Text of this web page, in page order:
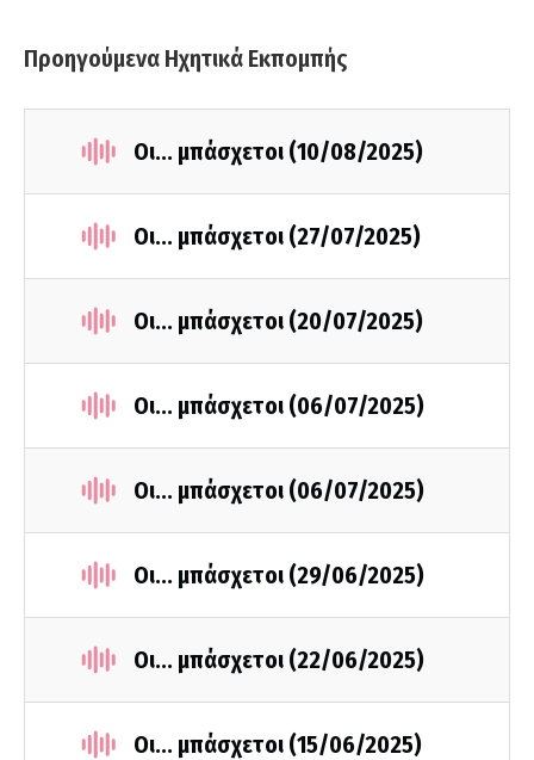
Προηγούμενα Ηχητικά Εκπομπής
Οι... μπάσχετοι (10/08/2025)
Οι... μπάσχετοι (27/07/2025)
Οι... μπάσχετοι (20/07/2025)
Οι... μπάσχετοι (06/07/2025)
Οι... μπάσχετοι (06/07/2025)
Οι... μπάσχετοι (29/06/2025)
Οι... μπάσχετοι (22/06/2025)
Οι... μπάσχετοι (15/06/2025)